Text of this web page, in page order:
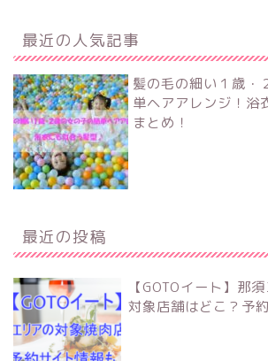
最近の人気記事
髪の毛の細い１歳・
単ヘアアレンジ！浴
まとめ！
最近の投稿
【GOTOイート】那
対象店舗はどこ？予